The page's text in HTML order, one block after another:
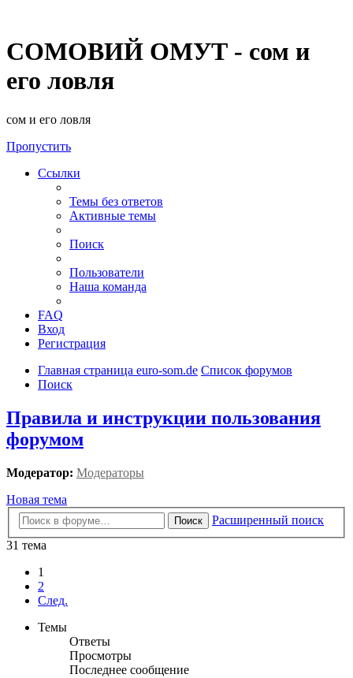
СОМОВИЙ ОМУТ - сом и
его ловля
сом и его ловля
Пропустить
Ссылки
Темы без ответов
Активные темы
Поиск
Пользователи
Наша команда
FAQ
Вход
Регистрация
Главная страница euro-som.de Список форумов
Поиск
Правила и инструкции пользования
форумом
Модератор: Модераторы
Новая тема
Поиск
Расширенный поиск
31 тема
1
2
След.
Темы
Ответы
Просмотры
Последнее сообщение